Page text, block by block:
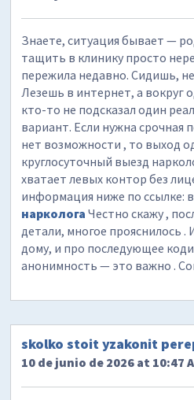
Знаете, ситуация бывает —
тащить в клинику просто
пережила недавно. Сидишь,
Лезешь в интернет, а вокруг
кто-то не подсказал один
вариант. Если нужна
нет возможности , то выход
круглосуточный выезд
хватает левых контор без
информация ниже по ссылке:
нарколога Честно скажу ,
детали, многое прояснилось .
дому, и про последующее
анонимность — это важно .
skolko stoit yzakonit
10 de junio de 2026 at 10:47